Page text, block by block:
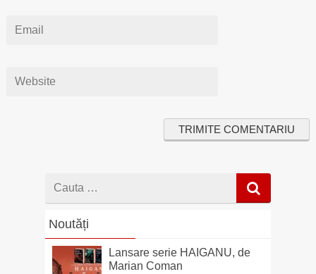
Cauta
Noutăți
Lansare serie HAIGANU, de
Marian Coman